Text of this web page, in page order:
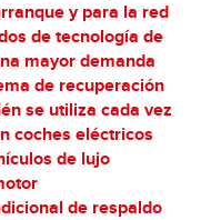
y para la red
de tecnología de
mayor demanda
de recuperación
se utiliza cada vez
coches eléctricos
de lujo
de respaldo